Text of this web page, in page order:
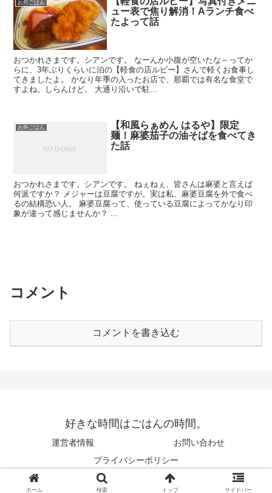
お外ごはん
ュー表で焦り解消！Aランチ食べ
たよって話
おつかれさまです。シアンです。 なーんか小腹が空いたな～ってか
らに、3年ぶりくらいに泊の【軽食の店ルビー】さんで軽くお食事し
てきましたよ。 かなり年季の入ったお店で、那覇では有名な食堂で
すよね。しらんけど。 大通り沿いで駐...
お外ごはん
【和風らぁめん はるや】限定
麺！麻婆茄子の油そばを食べてき
た話
おつかれさまです。シアンです。 ねぇねぇ、皆さんは麻婆と言えば
何派ですか？ メジャーは豆腐ですが。実は私、麻婆豆腐を外で食べ
るの結構恐い人。 麻婆豆腐って、使っている豆腐によってかなり印
象が違って感じませんか？ ...
コメント
コメントを書き込む
好きな時間はごはんの時間。
運営者情報
お問い合わせ
プライバシーポリシー
© 2018 好きな時間はごはんの時間。.
ホーム 検索 トップ サイドバー